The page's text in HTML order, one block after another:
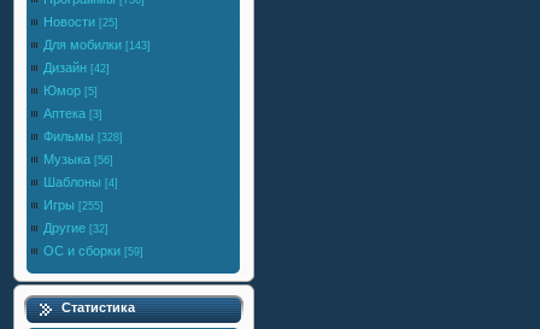
Новости [25]
Для мобилки [143]
Дизайн [42]
Юмор [5]
Аптека [3]
Фильмы [328]
Музыка [56]
Шаблоны [4]
Игры [255]
Другие [32]
ОС и сборки [59]
Статистика